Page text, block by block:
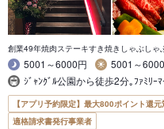
創業49年焼肉ステーキすき焼きしゃぶしゃ
5001～6000円
5001～
ｼﾞｬﾝｸﾞﾙ公園から徒歩2分｡ﾌｧﾐﾘｰﾏ
【アプリ予約限定】最大800ポイント還
適格請求書発行事業者